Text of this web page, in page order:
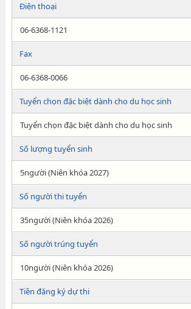
Điện thoại
06-6368-1121
Fax
06-6368-0066
Tuyển chọn đặc biệt dành cho du học sinh
Tuyển chọn đặc biệt dành cho du học sinh
Số lượng tuyển sinh
5người (Niên khóa 2027)
Số người thi tuyển
35người (Niên khóa 2026)
Số người trúng tuyển
10người (Niên khóa 2026)
Tiền đăng ký dự thi